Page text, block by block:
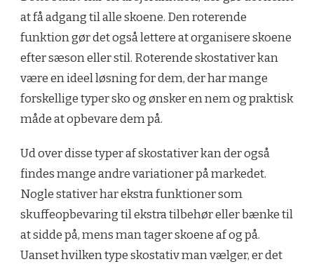
at få adgang til alle skoene. Den roterende
funktion gør det også lettere at organisere skoene
efter sæson eller stil. Roterende skostativer kan
være en ideel løsning for dem, der har mange
forskellige typer sko og ønsker en nem og praktisk
måde at opbevare dem på.
Ud over disse typer af skostativer kan der også
findes mange andre variationer på markedet.
Nogle stativer har ekstra funktioner som
skuffeopbevaring til ekstra tilbehør eller bænke til
at sidde på, mens man tager skoene af og på.
Uanset hvilken type skostativ man vælger, er det